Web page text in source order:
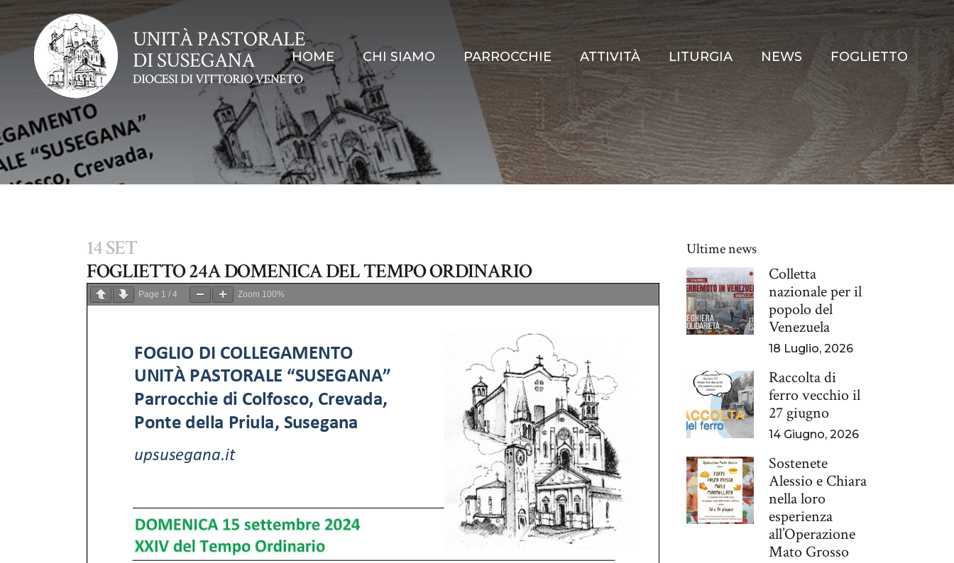
HOME CHI SIAMO PARROCCHIE ATTIVITÀ LITURGIA NEWS FOGLIETTO
14 SET
FOGLIETTO 24A DOMENICA DEL TEMPO ORDINARIO
Page 1 / 4 Zoom 100%
Ultime news
Colletta
nazionale per il
popolo del
Venezuela
18 Luglio, 2026
Raccolta di
ferro vecchio il
27 giugno
14 Giugno, 2026
Sostenete
Alessio e Chiara
nella loro
esperienza
all’Operazione
Mato Grosso